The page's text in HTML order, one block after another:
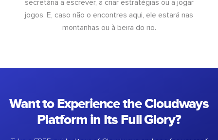
secretária a escrever, a criar estratégias ou a jogar
jogos. E, caso não o encontres aqui, ele estará nas
montanhas ou à beira do rio.
Want to Experience the Cloudways
Platform in Its Full Glory?